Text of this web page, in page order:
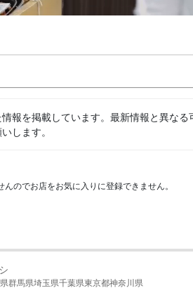
報を掲載しています。最新情報と異なる
します。
のでお店をお気に入りに登録できません。
群馬県埼玉県千葉県東京都神奈川県